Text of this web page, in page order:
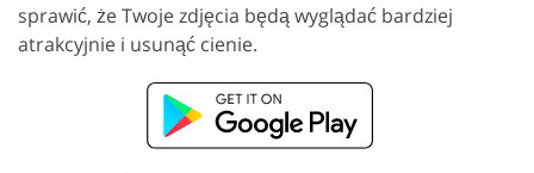
sprawić, że Twoje zdjęcia będą wyglądać bardziej
atrakcyjnie i usunąć cienie.